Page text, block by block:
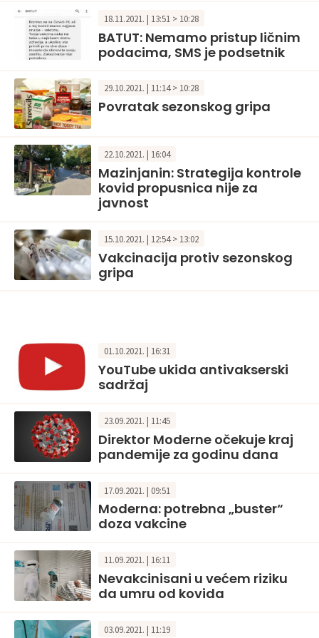
18.11.2021. | 13:51 > 10:28
BATUT: Nemamo pristup ličnim
podacima, SMS je podsetnik
29.10.2021. | 11:14 > 10:28
Povratak sezonskog gripa
22.10.2021. | 16:04
Mazinjanin: Strategija kontrole
kovid propusnica nije za
javnost
15.10.2021. | 12:54 > 13:02
Vakcinacija protiv sezonskog
gripa
01.10.2021. | 16:31
YouTube ukida antivakserski
sadržaj
23.09.2021. | 11:45
Direktor Moderne očekuje kraj
pandemije za godinu dana
17.09.2021. | 09:51
Moderna: potrebna „buster“
doza vakcine
11.09.2021. | 16:11
Nevakcinisani u većem riziku
da umru od kovida
03.09.2021. | 11:19